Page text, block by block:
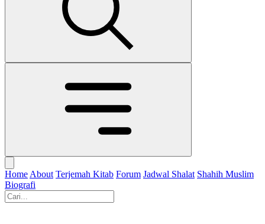
Home About Terjemah Kitab Forum Jadwal Shalat Shahih Muslim
Biografi